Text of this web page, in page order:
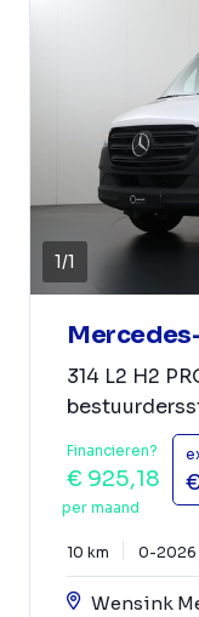
1/1
314 L2 H2
Financieren?
€ 925,18
per maand
10 km 0-2026
Wensink